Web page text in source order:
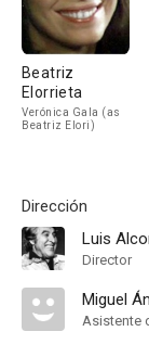
Beatriz
Elorrieta
Verónica Gala (as
Beatriz Elori)
Dirección
Luis
Director
Miguel